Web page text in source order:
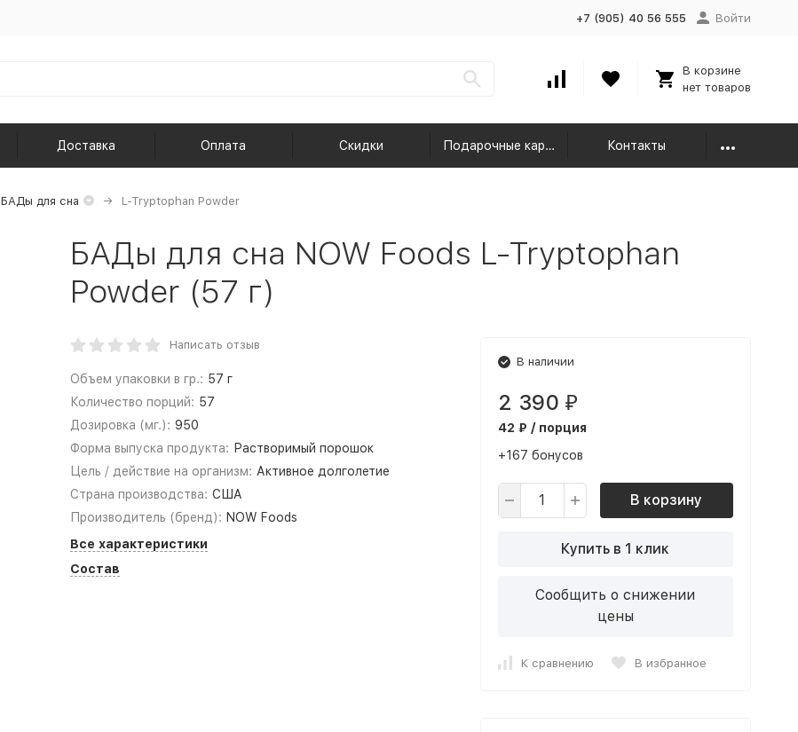
+7 (905) 40 56 555 Войти
В корзине
нет товаров
Доставка Оплата Скидки Подарочные карты Контакты
БАДы для сна L-Tryptophan Powder
БАДы для сна NOW Foods L-Tryptophan
Powder (57 г)
Написать отзыв
Объем упаковки в гр.: 57 г
Количество порций: 57
Дозировка (мг.): 950
Форма выпуска продукта: Растворимый порошок
Цель / действие на организм: Активное долголетие
Страна производства: США
Производитель (бренд): NOW Foods
Все характеристики
Состав
В наличии
2 390 ₽
42 ₽ / порция
+167 бонусов
В корзину
Купить в 1 клик
Сообщить о снижении
цены
К сравнению В избранное